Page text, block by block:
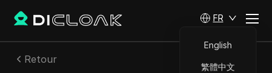
FR
English
繁體中文
Retour